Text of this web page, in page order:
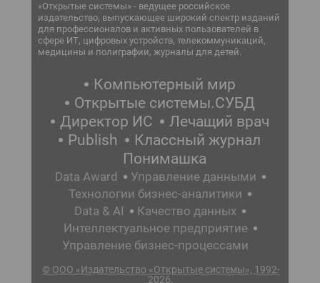
«Открытые системы» - ведущее российское
издательство, выпускающее широкий спектр изданий
для профессионалов и активных пользователей в
сфере ИТ, цифровых устройств, телекоммуникаций,
медицины и полиграфии, журналы для детей.
Компьютерный мир
Открытые системы.СУБД
Директор ИС
Лечащий врач
Publish
Классный журнал
Понимашка
Data Award
Управление данными
Технологии бизнес-аналитики
Data & AI
Качество данных
Интеллектуальное предприятие
Управление бизнес-процессами
© ООО «Издательство «Открытые системы», 1992-
2026.